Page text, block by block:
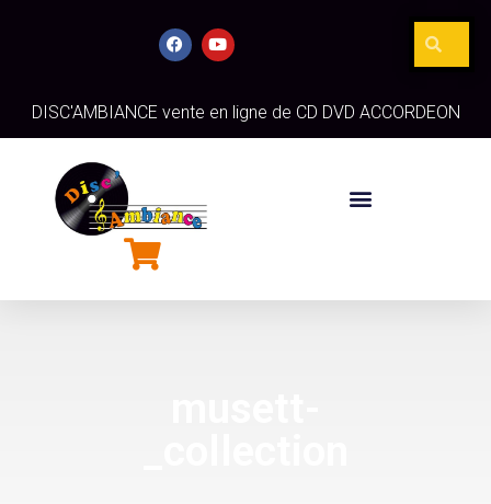
DISC'AMBIANCE vente en ligne de CD DVD ACCORDEON